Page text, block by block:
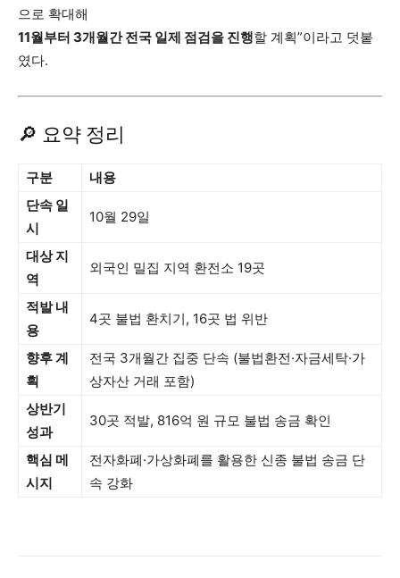
으로 확대해
11월부터 3개월간 전국 일제 점검을 진행할 계획”이라고 덧붙
였다.
🔎 요약 정리
구분
내용
단속 일
시
10월 29일
대상 지
역
외국인 밀집 지역 환전소 19곳
적발 내
용
4곳 불법 환치기, 16곳 법 위반
향후 계
획
전국 3개월간 집중 단속 (불법환전·자금세탁·가
상자산 거래 포함)
상반기
성과
30곳 적발, 816억 원 규모 불법 송금 확인
핵심 메
시지
전자화폐·가상화폐를 활용한 신종 불법 송금 단
속 강화